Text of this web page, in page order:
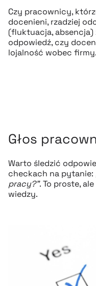
Czy pracownicy,
docenieni, rzadziej
(fluktuacja, absencja)
odpowiedź, czy
lojalność wobec firmy.
Głos
Warto śledzić
checkach na pytanie:
pracy?”. To proste,
wiedzy.